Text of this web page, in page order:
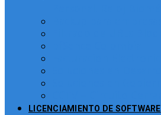
LICENCIAMIENTO DE SOFTWARE